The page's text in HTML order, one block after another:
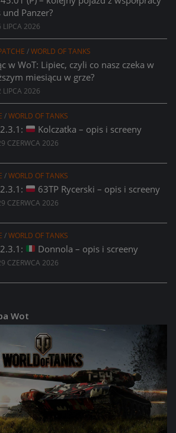
und Panzer?
LIPCA 2026
/WORLD OF TANKS
w WoT: Lipiec, czyli co nasz czeka w
miesiącu w grze?
LIPCA 2026
/WORLD OF TANKS
Kolczatka – opis i screeny
CZERWCA 2026
/WORLD OF TANKS
63TP Rycerski – opis i screeny
CZERWCA 2026
/WORLD OF TANKS
Donnola – opis i screeny
CZERWCA 2026
Wot